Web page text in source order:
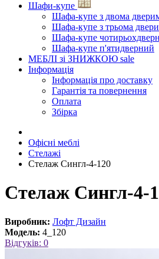
Шафи-купе
Шафа-купе з двома
Шафа-купе з трьома
Шафа-купе
Шафа-купе п'ятидверний
МЕБЛІ зі ЗНИЖКОЮ sale
Інформація
Інформація про доставку
Гарантія та повернення
Оплата
Збірка
Офісні меблі
Стелажі
Стелаж Сингл-4-120
Стелаж Сингл-4-
Виробник: Лофт Дизайн
Модель: 4_120
Відгуків: 0